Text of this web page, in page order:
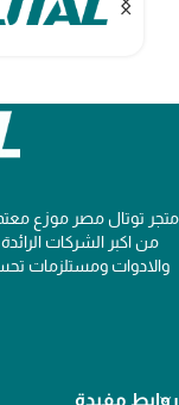
متجر توتال مصر موزع
من اكبر الشركات
روابط مفيدة